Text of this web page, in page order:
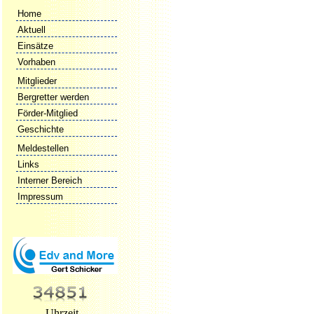
Home
Aktuell
Einsätze
Vorhaben
Mitglieder
Bergretter werden
Förder-Mitglied
Geschichte
Meldestellen
Links
Interner Bereich
Impressum